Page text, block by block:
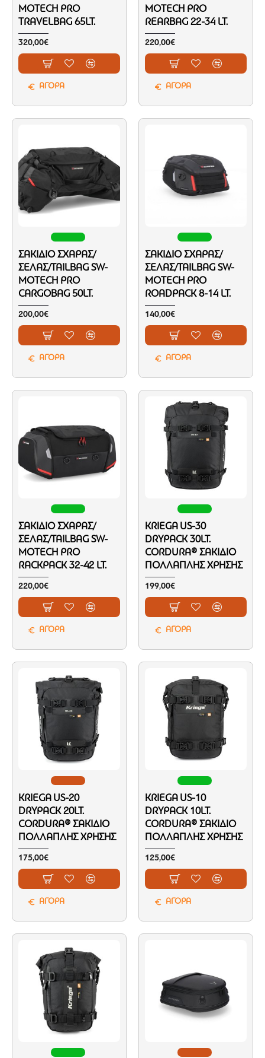
MOTECH PRO
TRAVELBAG 65LT.
320,00€
ΑΓΟΡΑ
MOTECH PRO
REARBAG 22-34 LT.
220,00€
ΑΓΟΡΑ
ΣΑΚΊΔΙΟ ΣΧΆΡΑΣ/
ΣΈΛΑΣ/TAILBAG SW-
MOTECH PRO
CARGOBAG 50LT.
200,00€
ΑΓΟΡΑ
ΣΑΚΊΔΙΟ ΣΧΆΡΑΣ/
ΣΈΛΑΣ/TAILBAG SW-
MOTECH PRO
ROADPACK 8-14 LT.
140,00€
ΑΓΟΡΑ
ΣΑΚΊΔΙΟ ΣΧΆΡΑΣ/
ΣΈΛΑΣ/TAILBAG SW-
MOTECH PRO
RACKPACK 32-42 LT.
220,00€
ΑΓΟΡΑ
KRIEGA US-30
DRYPACK 30LT.
CORDURA® ΣΑΚΊΔΙΟ
ΠΟΛΛΑΠΛΉΣ ΧΡΉΣΗΣ
199,00€
ΑΓΟΡΑ
KRIEGA US-20
DRYPACK 20LT.
CORDURA® ΣΑΚΊΔΙΟ
ΠΟΛΛΑΠΛΉΣ ΧΡΉΣΗΣ
175,00€
ΑΓΟΡΑ
KRIEGA US-10
DRYPACK 10LT.
CORDURA® ΣΑΚΊΔΙΟ
ΠΟΛΛΑΠΛΉΣ ΧΡΉΣΗΣ
125,00€
ΑΓΟΡΑ